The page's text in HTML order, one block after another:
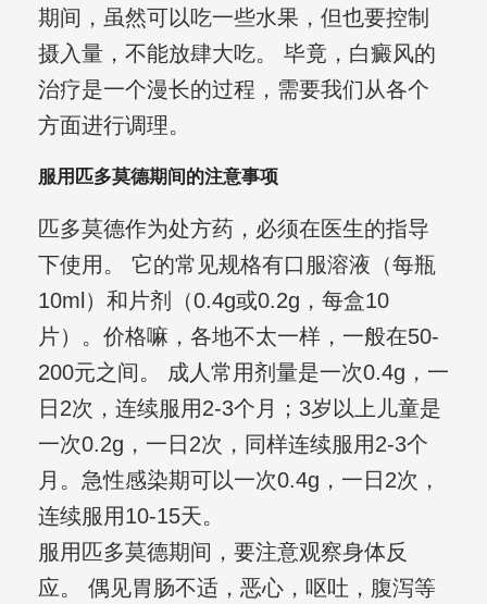
期间，虽然可以吃一些水果，但也要控制
摄入量，不能放肆大吃。 毕竟，白癜风的
治疗是一个漫长的过程，需要我们从各个
方面进行调理。
服用匹多莫德期间的注意事项
匹多莫德作为处方药，必须在医生的指导
下使用。 它的常见规格有口服溶液（每瓶
10ml）和片剂（0.4g或0.2g，每盒10
片）。价格嘛，各地不太一样，一般在50-
200元之间。 成人常用剂量是一次0.4g，一
日2次，连续服用2-3个月；3岁以上儿童是
一次0.2g，一日2次，同样连续服用2-3个
月。急性感染期可以一次0.4g，一日2次，
连续服用10-15天。
服用匹多莫德期间，要注意观察身体反
应。 偶见胃肠不适，恶心，呕吐，腹泻等